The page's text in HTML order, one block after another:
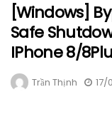
[Windows]
Safe
IPhone 8/
Trần Thịnh 17/